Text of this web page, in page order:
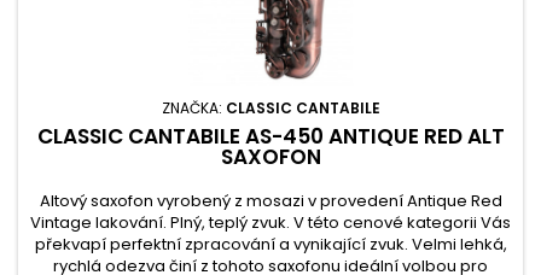
ZNAČKA: CLASSIC CANTABILE
CLASSIC CANTABILE AS-450 ANTIQUE RED ALT
SAXOFON
Altový saxofon vyrobený z mosazi v provedení Antique Red
Vintage lakování. Plný, teplý zvuk. V této cenové kategorii Vás
překvapí perfektní zpracování a vynikající zvuk. Velmi lehká,
rychlá odezva činí z tohoto saxofonu ideální volbou pro